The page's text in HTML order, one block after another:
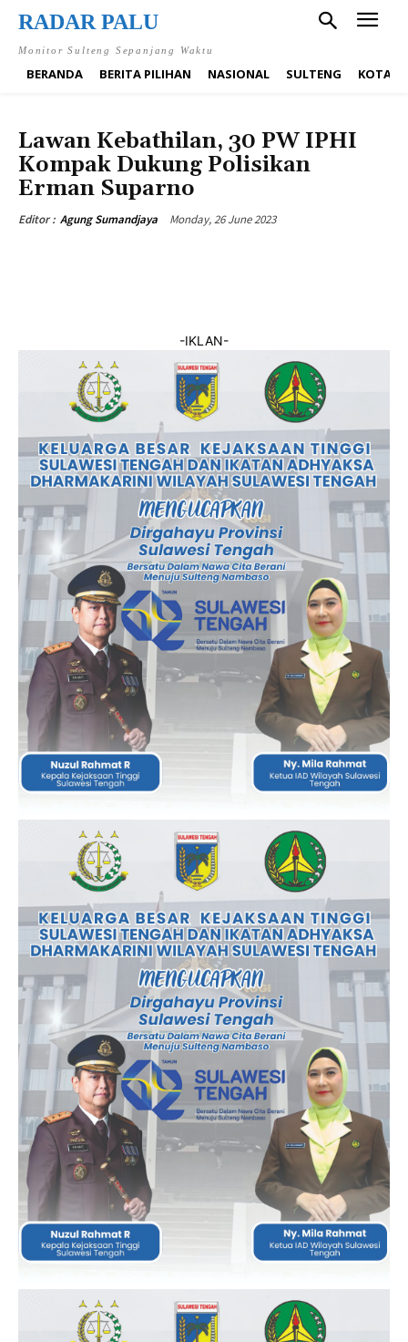
RADAR PALU
Monitor Sulteng Sepanjang Waktu
BERANDA BERITA PILIHAN NASIONAL SULTENG KOTA
Lawan Kebathilan, 30 PW IPHI
Kompak Dukung Polisikan
Erman Suparno
Editor : Agung Sumandjaya Monday, 26 June 2023
-IKLAN-